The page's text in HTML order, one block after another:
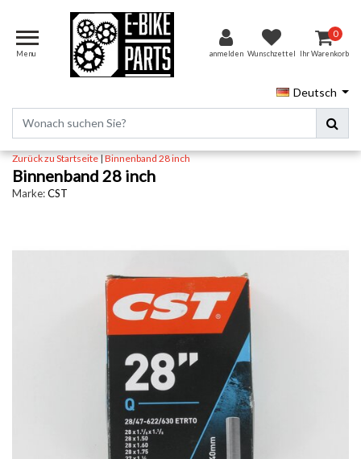
Menu anmelden Wunschzettel
0
Ihr Warenkorb
Deutsch
Zurück zu Startseite|Binnenband 28 inch
Binnenband 28 inch
Marke:CST